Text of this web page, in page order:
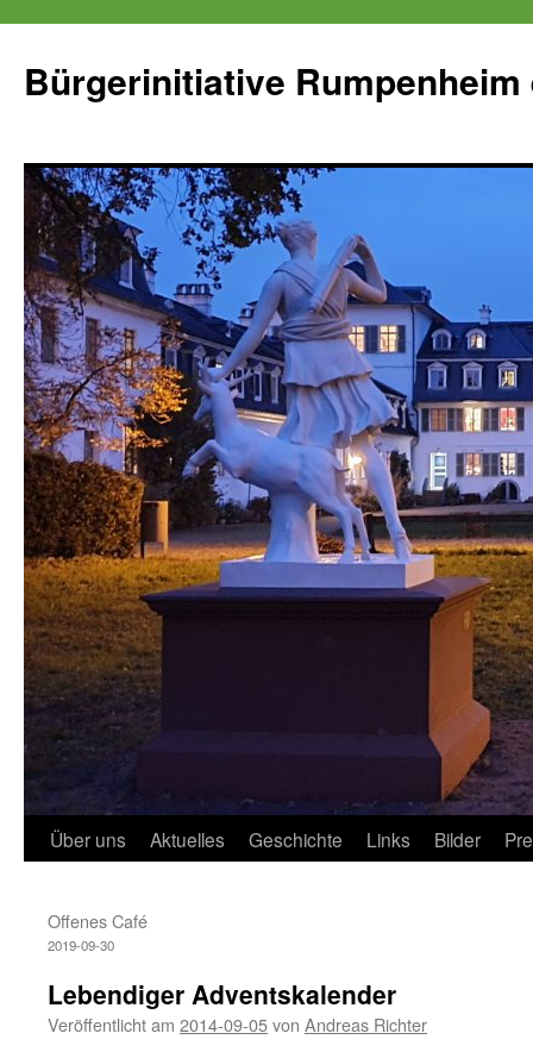
springen
Bürgerinitiative Rumpenheim
Über uns Aktuelles Geschichte Links Bilder
Offenes Café
2019-09-30
Lebendiger Adventskalender
Veröffentlicht am 2014-09-05von Andreas Richter